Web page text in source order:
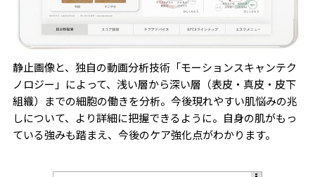
静止画像と、独自の動画分析技術「モーションスキャンテク
ノロジー」によって、浅い層から深い層（表皮・真皮・皮下
組織）までの細胞の働きを分析。今後現れやすい肌悩みの兆
しについて、より詳細に把握できるように。自身の肌がもっ
ている強みも踏まえ、今後のケア強化点がわかります。